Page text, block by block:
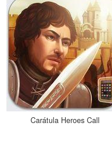
Carátula Heroes Call